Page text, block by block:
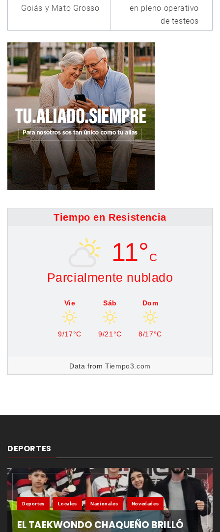
Goiás y Mato Grosso
en pleno operativo
de testeos
Tiempo en Resistencia
11° C
Parcialmente nublado
Vie
9/17°C
Sáb
9/21°C
Dom
8/17°C
Data fromTiempo3.com
DEPORTES
Deportes Locales Nacionales Novedades
EL TAEKWONDO CHAQUEÑO BRILLÓ